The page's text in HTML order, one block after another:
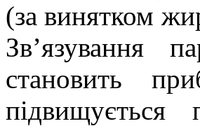
(за винятком
Зв’язування
становить
підвищується